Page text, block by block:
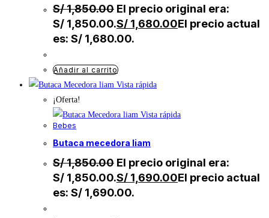
S/1,850.00 El precio original era:
S/ 1,850.00.S/ 1,680.00El precio actual
es: S/ 1,680.00.
Añadir al carrito
Vista rápida
¡Oferta!
Vista rápida
Bebes
butaca mecedora liam
S/1,850.00 El precio original era:
S/ 1,850.00.S/ 1,690.00El precio actual
es: S/ 1,690.00.